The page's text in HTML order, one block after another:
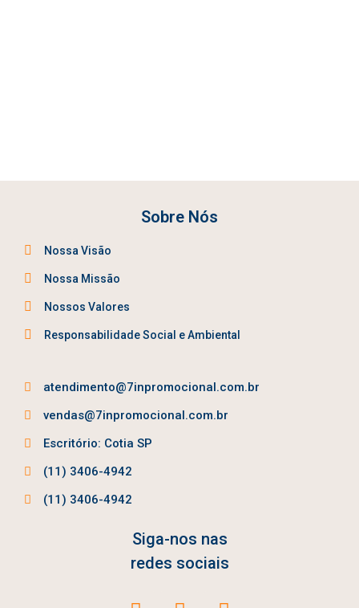
Sobre Nós
Nossa Visão
Nossa Missão
Nossos Valores
Responsabilidade Social e Ambiental
atendimento@7inpromocional.com.br
vendas@7inpromocional.com.br
Escritório: Cotia SP
(11) 3406-4942
(11) 3406-4942
Siga-nos nas
redes sociais